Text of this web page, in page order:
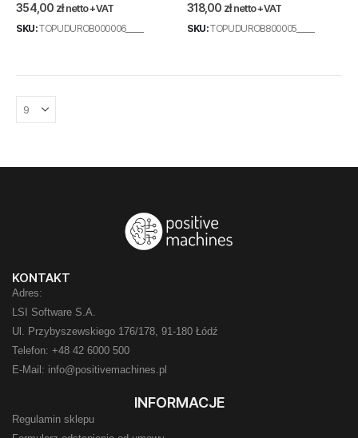
354,00 zł netto +VAT
SKU:TOPUDUROB000006_____
318,00 zł netto +VAT
SKU:TOPUDUROB800005_____
KONTAKT
Adres:
LSI Software S.A.
Ul. Przybyszewskiego 176/178, 91-180 Łódź
Telefon: +48 42 6000 500
E-Mail: info@positivemachines.pl
INFORMACJE
Regulamin sklepu